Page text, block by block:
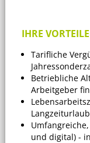
IHRE
Tarifliche
Betriebliche
Arbeitgeber
und digital) -